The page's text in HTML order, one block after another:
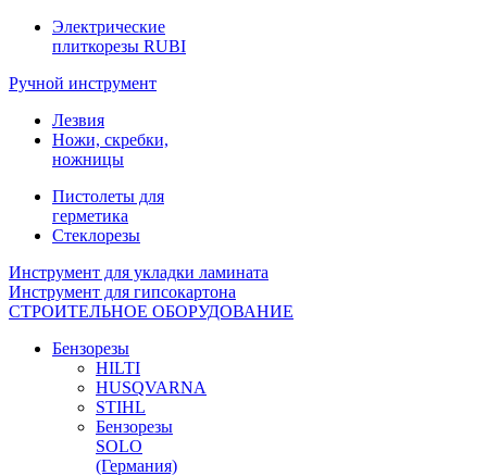
Электрические
плиткорезы RUBI
Ручной инструмент
Лезвия
Ножи, скребки,
ножницы
Пистолеты для
герметика
Стеклорезы
Инструмент для укладки ламината
Инструмент для гипсокартона
СТРОИТЕЛЬНОЕ ОБОРУДОВАНИЕ
Бензорезы
HILTI
HUSQVARNA
STIHL
Бензорезы
SOLO
(Германия)